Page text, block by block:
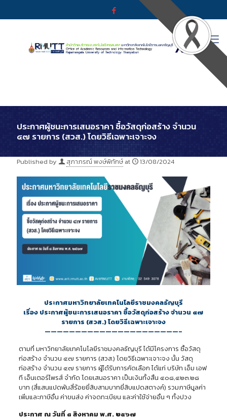
ประกาศผู้ชนะการเสนอราคา ซื้อวัสดุก่อสร้าง จำนวน
๔๗ รายการ (สวส.) โดยวิธีเฉพาะเจาะจง
Published by สุภาภรณ์ พงษ์พิทักษ์ at 13/08/2024
ประกาศมหาวิทยาลัยเทคโนโลยีราชมงคลธัญบุรี
เรื่อง ประกาศผู้ชนะการเสนอราคา ซื้อวัสดุก่อสร้าง จำนวน ๔๗
รายการ (สวส.) โดยวิธีเฉพาะเจาะจง
——————————————————————–
ตามที่ มหาวิทยาลัยเทคโนโลยีราชมงคลธัญบุรี ได้มีโครงการ ซื้อวัสดุ
ก่อสร้าง จำนวน ๔๗ รายการ (สวส.) โดยวิธีเฉพาะเจาะจง นั้น วัสดุ
ก่อสร้าง จำนวน ๔๗ รายการ ผู้ได้รับการคัดเลือก ได้แก่ บริษัท เอ็ม เอฟ
ที เอ็นเตอร์ไพรส์ จำกัด โดยเสนอราคา เป็นเงินทั้งสิ้น ๔๐๘,๔๒๓.๒๘
บาท (สี่แสนแปดพันสี่ร้อยยี่สิบสามบาทยี่สิบแปดสตางค์) รวมภาษีมูลค่า
เพิ่มและภาษีอื่น ค่าขนส่ง ค่าจดทะเบียน และค่าใช้จ่ายอื่น ๆ ทั้งปวง
ประกาศ ณ วันที่ ๘ สิงหาคม พ.ศ. ๒๕๖๗